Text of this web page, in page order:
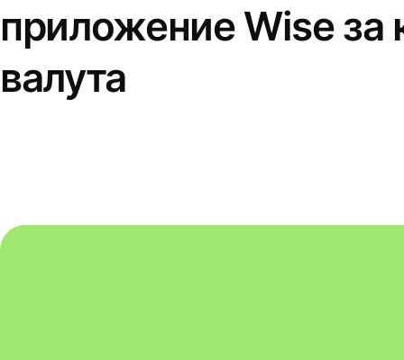
приложение Wise за
валута